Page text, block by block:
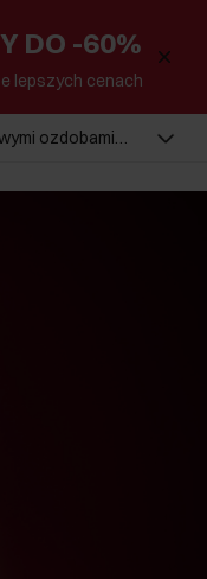
DO -60%
lepszych cenach
ozdobami